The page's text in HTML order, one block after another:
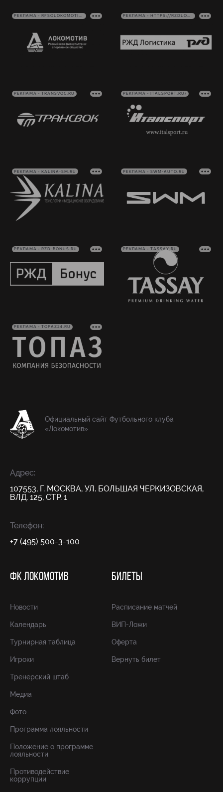
РЕКЛАМА • RFSOLOKOMOTIV.RU РЕКЛАМА • HTTPS://RZDLOG.RU/
РЕКЛАМА • TRANSVOC.RU РЕКЛАМА • ITALSPORT.RU/
РЕКЛАМА • KALINA-SM.RU РЕКЛАМА • SWM-AUTO.RU
РЕКЛАМА • RZD-BONUS.RU РЕКЛАМА • TASSAY.RU
РЕКЛАМА • TOPAZ24.RU
Официальный сайт Футбольного клуба
«Локомотив»
Адрес:
107553, Г. МОСКВА, УЛ. БОЛЬШАЯ ЧЕРКИЗОВСКАЯ,
ВЛД. 125, СТР. 1
Телефон:
+7 (495) 500-3-100
ФК ЛОКОМОТИВ
Новости
Календарь
Турнирная таблица
Игроки
Тренерский штаб
Медиа
Фото
Программа лояльности
Положение о программе
лояльности
Противодействие
коррупции
БИЛЕТЫ
Расписание матчей
ВИП-Ложи
Оферта
Вернуть билет